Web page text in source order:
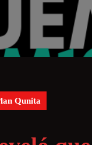
Qunita